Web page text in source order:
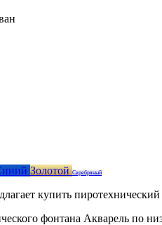
ЗолотойСеребряный
купить
фонтана Акварель по